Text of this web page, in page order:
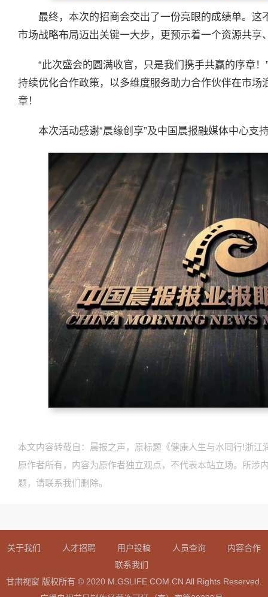
最终，本次的招商会交出了一份亮眼的成绩单。
市场战略布局迈出关键一大步，更预示着一个资源共
“此次盛会的圆满收官，只是我们携手共赢的序章
持续优化合作政策，以多维度服务助力合作伙伴在市
章！
本次活动感谢“晨缘创享”及中国晨报融媒体中心支
本文内容转载自：晨报之声，原标题《健康人生与水同行!浙
原作者所有，内容为原作者独立观点，不代表本站立场。所涉
题，请联系我们删除。
关于我们 人才招聘 用户投稿 人员查询
内容合作
联系我们
甘肃视窗 版权所有 © 2020 M.GSLIFE.COM.CN All Rights Reserved.